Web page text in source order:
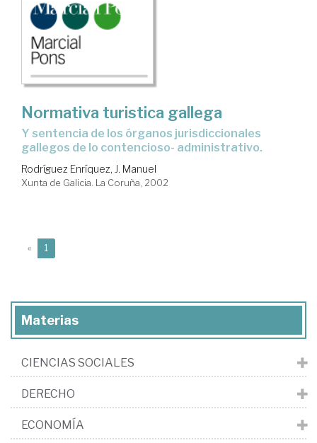
Normativa turistica gallega
y sentencia de los órganos jurisdiccionales
gallegos de lo contencioso- administrativo.
Rodríguez Enríquez, J. Manuel
Xunta de Galicia. La Coruña, 2002
« 1
Materias
CIENCIAS SOCIALES
DERECHO
ECONOMÍA